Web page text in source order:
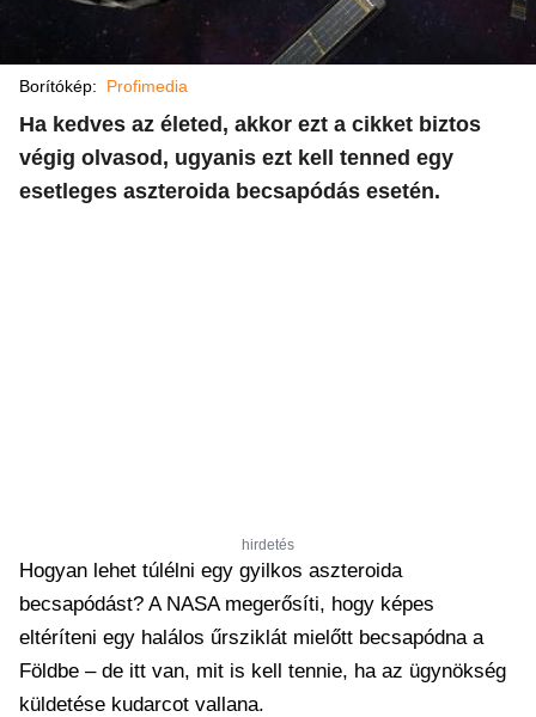
Borítókép: Profimedia
Ha kedves az életed, akkor ezt a cikket biztos
végig olvasod, ugyanis ezt kell tenned egy
esetleges aszteroida becsapódás esetén.
hirdetés
Hogyan lehet túlélni egy gyilkos aszteroida
becsapódást? A NASA megerősíti, hogy képes
eltéríteni egy halálos űrsziklát mielőtt becsapódna a
Földbe – de itt van, mit is kell tennie, ha az ügynökség
küldetése kudarcot vallana.